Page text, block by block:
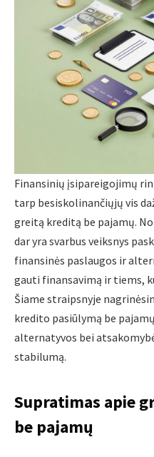
Finansinių įsipareigojimų
tarp besiskolinančiųjų vis
greitą kreditą be pajamų.
dar yra svarbus veiksnys
finansinės paslaugos ir
gauti finansavimą ir tiems,
Šiame straipsnyje
kredito pasiūlymą be
alternatyvos bei
stabilumą.
Supratimas apie
be pajamų